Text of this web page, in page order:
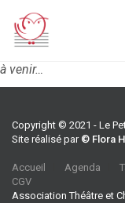
à venir…
Copyright © 2021 - Le
Site réalisé par © Flora
Accueil Agenda
CGV
Association Théâtre et